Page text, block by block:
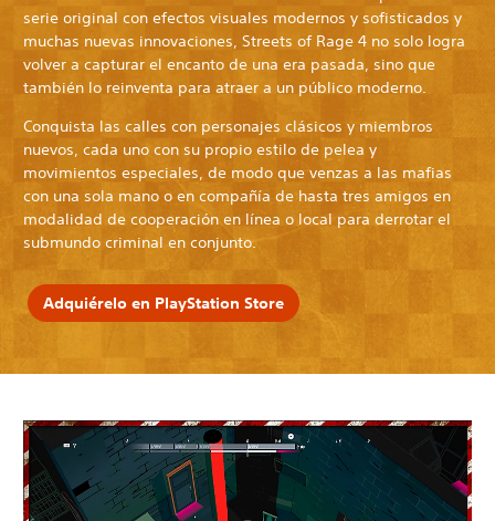
serie original con efectos visuales modernos y sofisticados y
muchas nuevas innovaciones, Streets of Rage 4 no solo logra
volver a capturar el encanto de una era pasada, sino que
también lo reinventa para atraer a un público moderno.
Conquista las calles con personajes clásicos y miembros
nuevos, cada uno con su propio estilo de pelea y
movimientos especiales, de modo que venzas a las mafias
con una sola mano o en compañía de hasta tres amigos en
modalidad de cooperación en línea o local para derrotar el
submundo criminal en conjunto.
Adquiérelo en PlayStation Store